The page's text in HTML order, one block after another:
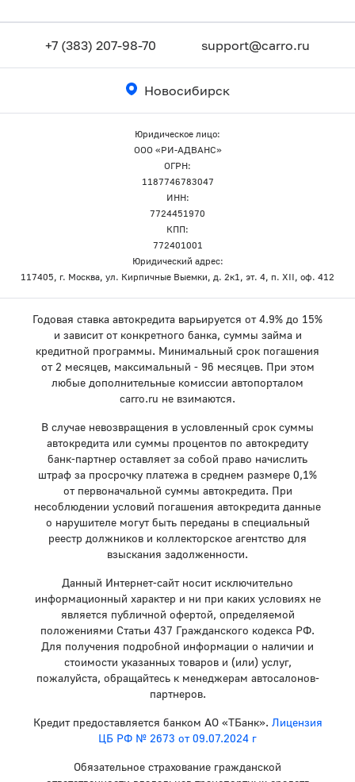
+7 (383) 207-98-70 support@carro.ru
Новосибирск
Юридическое лицо:
ООО «РИ-АДВАНС»
ОГРН:
1187746783047
ИНН:
7724451970
КПП:
772401001
Юридический адрес:
117405, г. Москва, ул. Кирпичные Выемки, д. 2к1, эт. 4, п. XII, оф. 412
Годовая ставка автокредита варьируется от 4.9% до 15%
и зависит от конкретного банка, суммы займа и
кредитной программы. Минимальный срок погашения
от 2 месяцев, максимальный - 96 месяцев. При этом
любые дополнительные комиссии автопорталом
carro.ru не взимаются.
В случае невозвращения в условленный срок суммы
автокредита или суммы процентов по автокредиту
банк-партнер оставляет за собой право начислить
штраф за просрочку платежа в среднем размере 0,1%
от первоначальной суммы автокредита. При
несоблюдении условий погашения автокредита данные
о нарушителе могут быть переданы в специальный
реестр должников и коллекторское агентство для
взыскания задолженности.
Данный Интернет-сайт носит исключительно
информационный характер и ни при каких условиях не
является публичной офертой, определяемой
положениями Статьи 437 Гражданского кодекса РФ.
Для получения подробной информации о наличии и
стоимости указанных товаров и (или) услуг,
пожалуйста, обращайтесь к менеджерам автосалонов-
партнеров.
Кредит предоставляется банком АО «ТБанк». Лицензия
ЦБ РФ № 2673 от 09.07.2024 г
Обязательное страхование гражданской